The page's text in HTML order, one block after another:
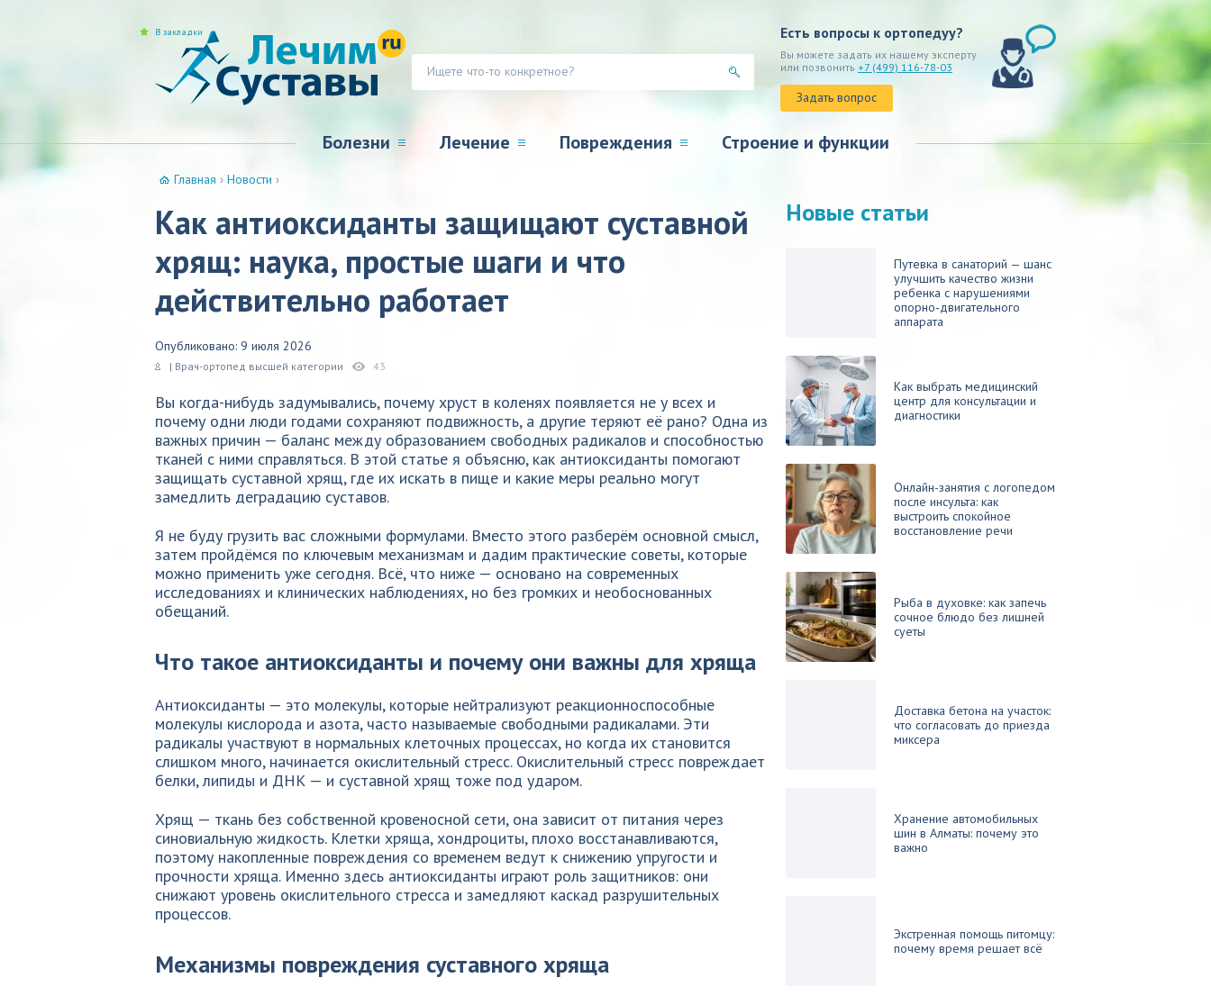
Есть вопросы к ортопедуу?
Вы можете задать их нашему эксперту
или позвонить +7 (499) 116-78-03
Задать вопрос
Болезни Лечение Повреждения Строение и функции
В закладки
Главная › Новости ›
Как антиоксиданты защищают суставной
хрящ: наука, простые шаги и что
действительно работает
Опубликовано: 9 июля 2026
| Врач-ортопед высшей категории 43
Вы когда-нибудь задумывались, почему хруст в коленях появляется не у всех и
почему одни люди годами сохраняют подвижность, а другие теряют её рано? Одна из
важных причин — баланс между образованием свободных радикалов и способностью
тканей с ними справляться. В этой статье я объясню, как антиоксиданты помогают
защищать суставной хрящ, где их искать в пище и какие меры реально могут
замедлить деградацию суставов.
Я не буду грузить вас сложными формулами. Вместо этого разберём основной смысл,
затем пройдёмся по ключевым механизмам и дадим практические советы, которые
можно применить уже сегодня. Всё, что ниже — основано на современных
исследованиях и клинических наблюдениях, но без громких и необоснованных
обещаний.
Что такое антиоксиданты и почему они важны для хряща
Антиоксиданты — это молекулы, которые нейтрализуют реакционноспособные
молекулы кислорода и азота, часто называемые свободными радикалами. Эти
радикалы участвуют в нормальных клеточных процессах, но когда их становится
слишком много, начинается окислительный стресс. Окислительный стресс повреждает
белки, липиды и ДНК — и суставной хрящ тоже под ударом.
Хрящ — ткань без собственной кровеносной сети, она зависит от питания через
синовиальную жидкость. Клетки хряща, хондроциты, плохо восстанавливаются,
поэтому накопленные повреждения со временем ведут к снижению упругости и
прочности хряща. Именно здесь антиоксиданты играют роль защитников: они
снижают уровень окислительного стресса и замедляют каскад разрушительных
процессов.
Механизмы повреждения суставного хряща
Новые статьи
Путевка в санаторий — шанс
улучшить качество жизни
ребенка с нарушениями
опорно‑двигательного
аппарата
Как выбрать медицинский
центр для консультации и
диагностики
Онлайн-занятия с логопедом
после инсульта: как
выстроить спокойное
восстановление речи
Рыба в духовке: как запечь
сочное блюдо без лишней
суеты
Доставка бетона на участок:
что согласовать до приезда
миксера
Хранение автомобильных
шин в Алматы: почему это
важно
Экстренная помощь питомцу:
почему время решает всё